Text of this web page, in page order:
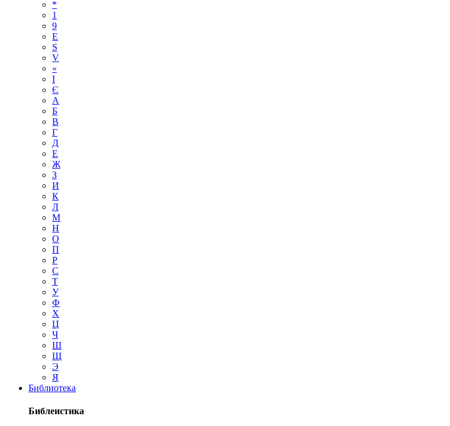
*
1
9
E
S
V
«
І
Є
А
Б
В
Г
Д
Е
Ж
З
И
К
Л
М
Н
О
П
Р
С
Т
У
Ф
Х
Ц
Ч
Ш
Щ
Э
Я
Библиотека
Библеистика